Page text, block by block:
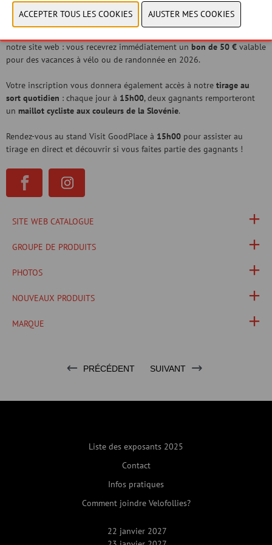
prix !
notre site web : vous recevrez immédiatement un bon de 50 € valable
pour des vacances à vélo ou de randonnée en 2026.
Votre inscription vous donnera également accès à notre tirage au
sort quotidien : chaque jour à 15h00, deux gagnants remporteront
un maillot cycliste aux couleurs de la Slovénie.
Rendez-vous au stand Visit GoodPlace à 15h00 pour assister au
tirage en direct et découvrir si vous faites partie des gagnants !
SITE WEB CATALOGUE
GROUPE DE PRODUITS
PHOTOS
NOUVEAUX PRODUITS
MARQUE
PRÉCÉDENT SUIVANT
Liste des exposants 2025
Contact
Infos pratiques
Comment joindre Velofollies?
22 janvier 2027